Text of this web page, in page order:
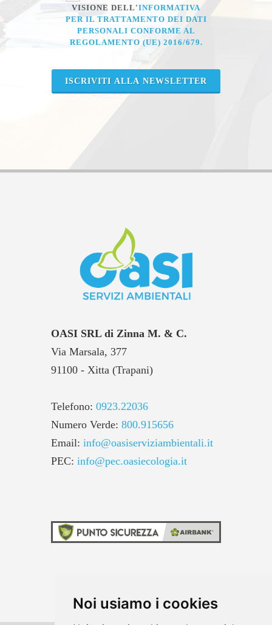
Noi usiamo i cookies
VISIONE DELL'INFORMATIVA
PER IL TRATTAMENTO DEI DATI
PERSONALI CONFORME AL
REGOLAMENTO (UE) 2016/679.
ISCRIVITI ALLA NEWSLETTER
OASI SRL di Zinna M. & C.
Via Marsala, 377
91100 - Xitta (Trapani)
Telefono: 0923.22036
Numero Verde: 800.915656
Email: info@oasiserviziambientali.it
PEC: info@pec.oasiecologia.it